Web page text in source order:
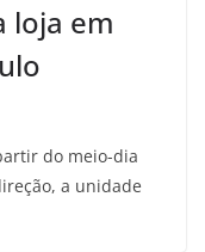
loja em
do meio-dia
a unidade